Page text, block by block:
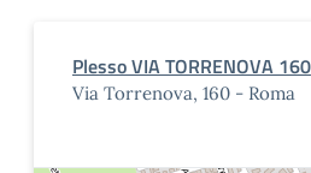
Plesso VIA TORRENOVA 160
Via Torrenova, 160 - Roma